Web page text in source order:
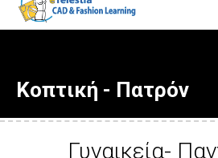
Κοπτική - Πατρόν
Γυναικεία-